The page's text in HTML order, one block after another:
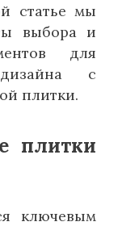
статье мы
выбора и
для
с
плитки.
плитки
ключевым